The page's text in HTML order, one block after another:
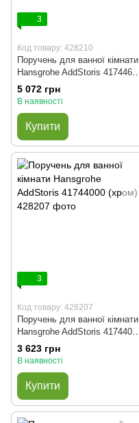
3
Код товару: 428210
Поручень для ванної кімнати
Hansgrohe AddStoris 41744670
(чорний матовий)
5 072 грн
В наявності
Купити
3
Код товару: 428207
Поручень для ванної кімнати
Hansgrohe AddStoris 41744000
(хром)
3 623 грн
В наявності
Купити